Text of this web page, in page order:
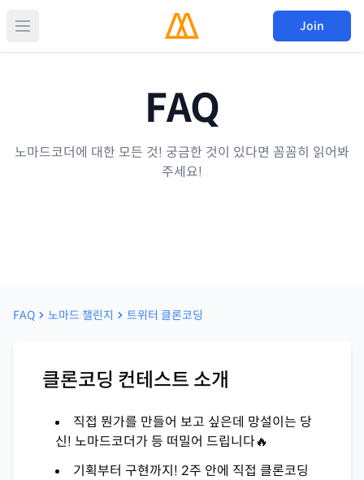
Join
FAQ
노마드코더에 대한 모든 것! 궁금한 것이 있다면 꼼꼼히 읽어봐
주세요!
FAQ 노마드 챌린지 트위터 클론코딩
클론코딩 컨테스트 소개
직접 뭔가를 만들어 보고 싶은데 망설이는 당
신! 노마드코더가 등 떠밀어 드립니다🔥
기획부터 구현까지! 2주 안에 직접 클론코딩